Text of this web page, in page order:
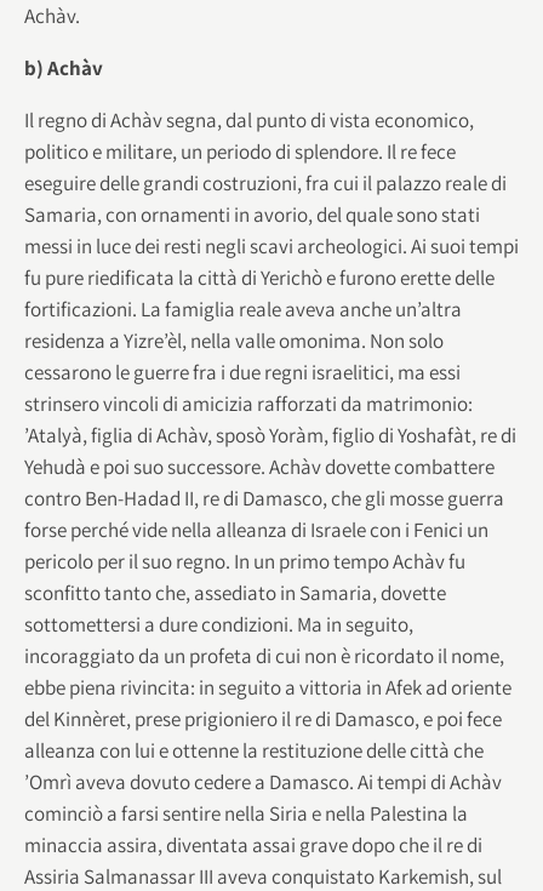
Achàv.
b) Achàv
Il regno di Achàv segna, dal punto di vista economico,
politico e militare, un periodo di splendore. Il re fece
eseguire delle grandi costruzioni, fra cui il palazzo reale di
Samaria, con ornamenti in avorio, del quale sono stati
messi in luce dei resti negli scavi archeologici. Ai suoi tempi
fu pure riedificata la città di Yerichò e furono erette delle
fortificazioni. La famiglia reale aveva anche un’altra
residenza a Yizre’èl, nella valle omonima. Non solo
cessarono le guerre fra i due regni israelitici, ma essi
strinsero vincoli di amicizia rafforzati da matrimonio:
’Atalyà, figlia di Achàv, sposò Yoràm, figlio di Yoshafàt, re di
Yehudà e poi suo successore. Achàv dovette combattere
contro Ben-Hadad II, re di Damasco, che gli mosse guerra
forse perché vide nella alleanza di Israele con i Fenici un
pericolo per il suo regno. In un primo tempo Achàv fu
sconfitto tanto che, assediato in Samaria, dovette
sottomettersi a dure condizioni. Ma in seguito,
incoraggiato da un profeta di cui non è ricordato il nome,
ebbe piena rivincita: in seguito a vittoria in Afek ad oriente
del Kinnèret, prese prigioniero il re di Damasco, e poi fece
alleanza con lui e ottenne la restituzione delle città che
’Omrì aveva dovuto cedere a Damasco. Ai tempi di Achàv
cominciò a farsi sentire nella Siria e nella Palestina la
minaccia assira, diventata assai grave dopo che il re di
Assiria Salmanassar III aveva conquistato Karkemish, sul